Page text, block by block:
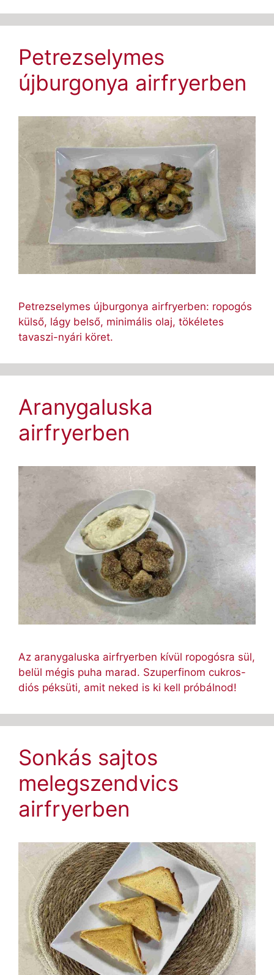
Petrezselymes
újburgonya airfryerben
Petrezselymes újburgonya airfryerben: ropogós
külső, lágy belső, minimális olaj, tökéletes
tavaszi-nyári köret.
Aranygaluska
airfryerben
Az aranygaluska airfryerben kívül ropogósra sül,
belül mégis puha marad. Szuperfinom cukros-
diós péksüti, amit neked is ki kell próbálnod!
Sonkás sajtos
melegszendvics
airfryerben